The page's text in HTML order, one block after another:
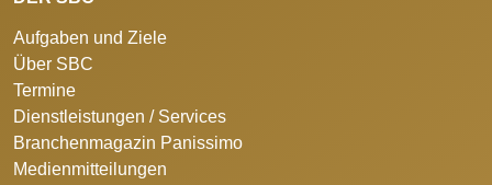
Aufgaben und Ziele
Über SBC
Termine
Dienstleistungen / Services
Branchenmagazin Panissimo
Medienmitteilungen